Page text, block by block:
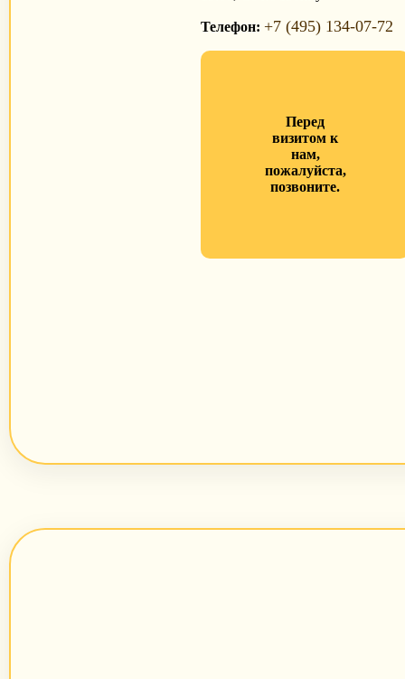
Телефон: +7 (495) 134-07-72
Перед
визитом к
нам,
пожалуйста,
позвоните.